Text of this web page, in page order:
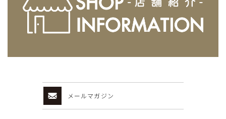
メールマガジン